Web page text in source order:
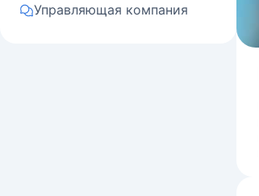
Управляющая компания